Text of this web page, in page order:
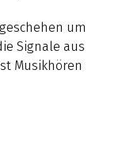
um
Signale aus
Musikhören